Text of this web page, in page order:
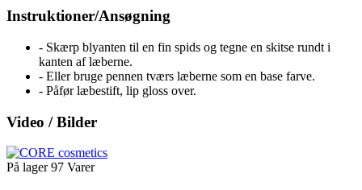
Instruktioner/Ansøgning
- Skærp blyanten til en fin spids og tegne en skitse rundt i
kanten af læberne.
- Eller bruge pennen tværs læberne som en base farve.
- Påfør læbestift, lip gloss over.
Video / Bilder
På lager 97 Varer